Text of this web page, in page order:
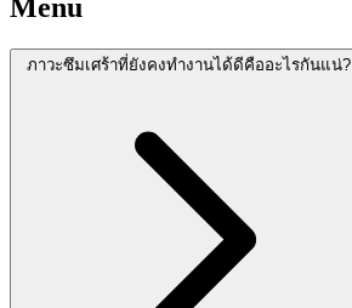
Menu
ภาวะซึมเศร้าที่ยังคงทำงานได้ดีคืออะไรกันแน่?